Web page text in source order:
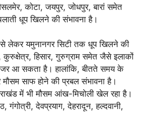
कोटा, जयपुर, जोधपुर, बारां समेत
धूप खिलने की संभावना है।
से लेकर यमुनानगर सिटी तक धूप खिलने की
कुरुक्षेत्र, हिसार, गुरुग्राम समेत जैसे इलाकों
आ सकता है। हालांकि, बीतते समय के
साफ होने की प्रबल संभावना है।
में भी मौसम आंख-मिचोली खेल रहा है।
गंगोत्री, देवप्रयाग, देहरादून, हल्दवानी,